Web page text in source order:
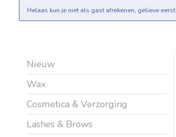
Helaas kun je niet als gast afrekenen, gelieve eerst
Nieuw
Wax
Cosmetica & Verzorging
Lashes & Brows